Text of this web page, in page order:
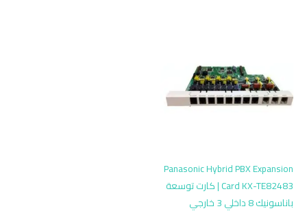
Panasonic Hybrid PBX Expansion
Card KX-TE82483 | كارت توسعة
باناسونيك 8 داخلي 3 خارجي